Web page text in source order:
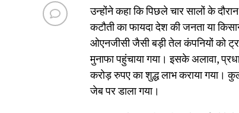
उन्होंने कहा कि पिछले चार सालों के
कटौती का फायदा देश की जनता या
ओएनजीसी जैसी बड़ी तेल कंपनियों को
मुनाफा पहुंचाया गया। इसके अलावा,
करोड़ रुपए का शुद्ध लाभ कराया गया।
जेब पर डाला गया।